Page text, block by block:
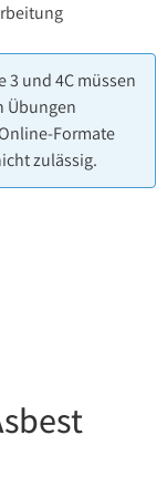
3 und 4C müssen
Übungen
Formate
zulässig.